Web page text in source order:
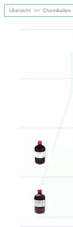
Übersicht >> Chemikalien